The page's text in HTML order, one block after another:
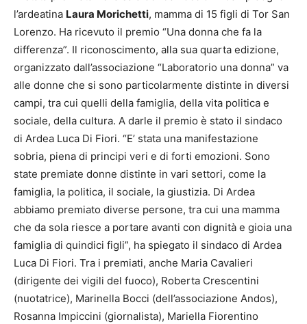
l’ardeatina Laura Morichetti, mamma di 15 figli di Tor San
Lorenzo. Ha ricevuto il premio “Una donna che fa la
differenza”. Il riconoscimento, alla sua quarta edizione,
organizzato dall’associazione “Laboratorio una donna” va
alle donne che si sono particolarmente distinte in diversi
campi, tra cui quelli della famiglia, della vita politica e
sociale, della cultura. A darle il premio è stato il sindaco
di Ardea Luca Di Fiori. “E’ stata una manifestazione
sobria, piena di principi veri e di forti emozioni. Sono
state premiate donne distinte in vari settori, come la
famiglia, la politica, il sociale, la giustizia. Di Ardea
abbiamo premiato diverse persone, tra cui una mamma
che da sola riesce a portare avanti con dignità e gioia una
famiglia di quindici figli”, ha spiegato il sindaco di Ardea
Luca Di Fiori. Tra i premiati, anche Maria Cavalieri
(dirigente dei vigili del fuoco), Roberta Crescentini
(nuotatrice), Marinella Bocci (dell’associazione Andos),
Rosanna Impiccini (giornalista), Mariella Fiorentino